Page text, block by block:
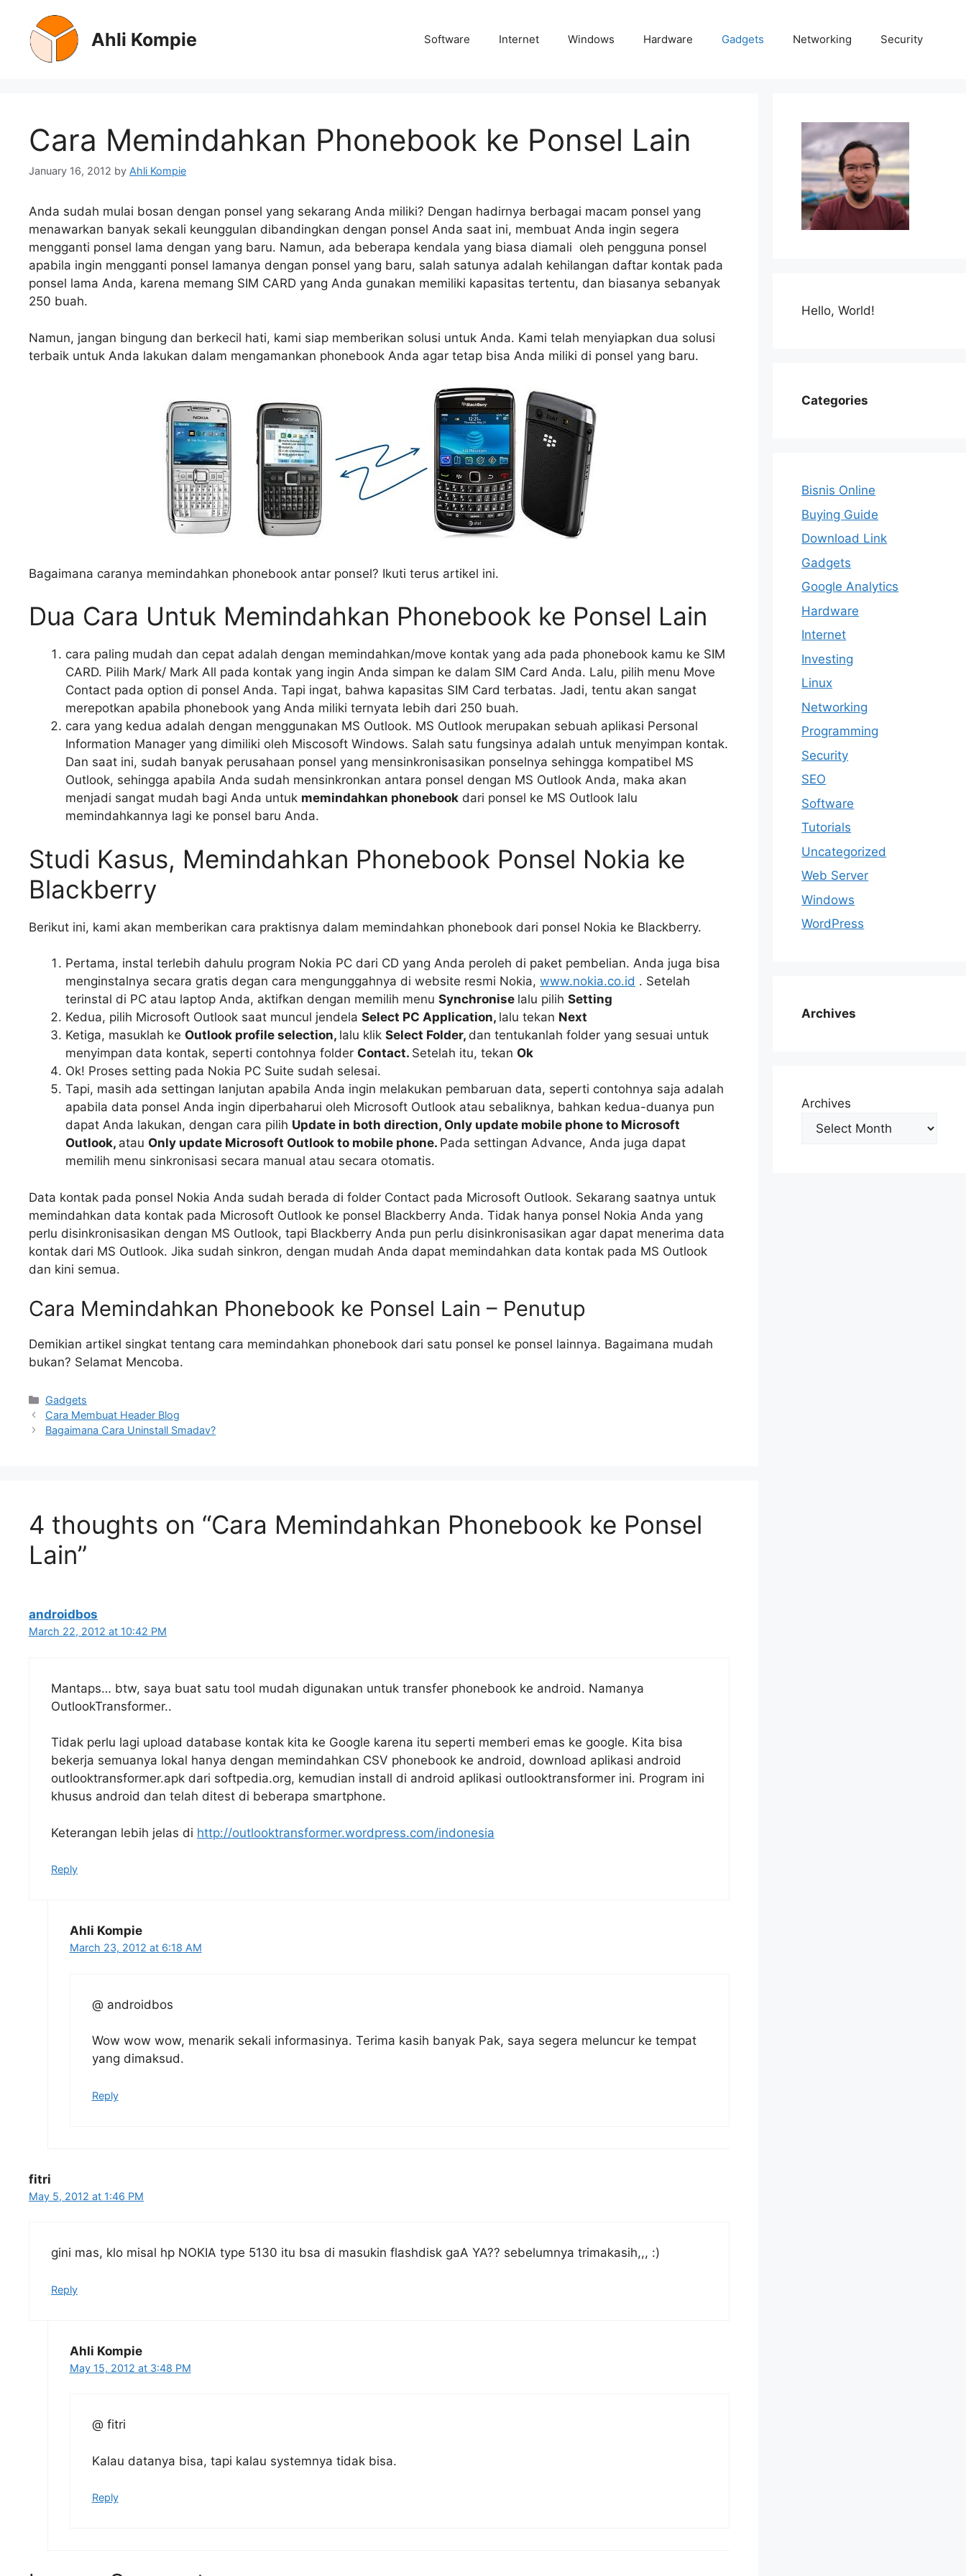
content
Ahli Kompie Software Internet Windows Hardware Gadgets Networking Security
Cara Memindahkan Phonebook ke Ponsel Lain
January 16, 2012 by Ahli Kompie
Anda sudah mulai bosan dengan ponsel yang sekarang Anda miliki? Dengan hadirnya berbagai macam ponsel yang
menawarkan banyak sekali keunggulan dibandingkan dengan ponsel Anda saat ini, membuat Anda ingin segera
mengganti ponsel lama dengan yang baru. Namun, ada beberapa kendala yang biasa diamali oleh pengguna ponsel
apabila ingin mengganti ponsel lamanya dengan ponsel yang baru, salah satunya adalah kehilangan daftar kontak pada
ponsel lama Anda, karena memang SIM CARD yang Anda gunakan memiliki kapasitas tertentu, dan biasanya sebanyak
250 buah.
Namun, jangan bingung dan berkecil hati, kami siap memberikan solusi untuk Anda. Kami telah menyiapkan dua solusi
terbaik untuk Anda lakukan dalam mengamankan phonebook Anda agar tetap bisa Anda miliki di ponsel yang baru.
Bagaimana caranya memindahkan phonebook antar ponsel? Ikuti terus artikel ini.
Dua Cara Untuk Memindahkan Phonebook ke Ponsel Lain
cara paling mudah dan cepat adalah dengan memindahkan/move kontak yang ada pada phonebook kamu ke SIM
CARD. Pilih Mark/ Mark All pada kontak yang ingin Anda simpan ke dalam SIM Card Anda. Lalu, pilih menu Move
Contact pada option di ponsel Anda. Tapi ingat, bahwa kapasitas SIM Card terbatas. Jadi, tentu akan sangat
merepotkan apabila phonebook yang Anda miliki ternyata lebih dari 250 buah.
cara yang kedua adalah dengan menggunakan MS Outlook. MS Outlook merupakan sebuah aplikasi Personal
Information Manager yang dimiliki oleh Miscosoft Windows. Salah satu fungsinya adalah untuk menyimpan kontak.
Dan saat ini, sudah banyak perusahaan ponsel yang mensinkronisasikan ponselnya sehingga kompatibel MS
Outlook, sehingga apabila Anda sudah mensinkronkan antara ponsel dengan MS Outlook Anda, maka akan
menjadi sangat mudah bagi Anda untuk memindahkan phonebook dari ponsel ke MS Outlook lalu
memindahkannya lagi ke ponsel baru Anda.
Studi Kasus, Memindahkan Phonebook Ponsel Nokia ke
Blackberry
Berikut ini, kami akan memberikan cara praktisnya dalam memindahkan phonebook dari ponsel Nokia ke Blackberry.
Pertama, instal terlebih dahulu program Nokia PC dari CD yang Anda peroleh di paket pembelian. Anda juga bisa
menginstalnya secara gratis degan cara mengunggahnya di website resmi Nokia, www.nokia.co.id . Setelah
terinstal di PC atau laptop Anda, aktifkan dengan memilih menu Synchronise lalu pilih Setting
Kedua, pilih Microsoft Outlook saat muncul jendela Select PC Application, lalu tekan Next
Ketiga, masuklah ke Outlook profile selection, lalu klik Select Folder, dan tentukanlah folder yang sesuai untuk
menyimpan data kontak, seperti contohnya folder Contact. Setelah itu, tekan Ok
Ok! Proses setting pada Nokia PC Suite sudah selesai.
Tapi, masih ada settingan lanjutan apabila Anda ingin melakukan pembaruan data, seperti contohnya saja adalah
apabila data ponsel Anda ingin diperbaharui oleh Microsoft Outlook atau sebaliknya, bahkan kedua-duanya pun
dapat Anda lakukan, dengan cara pilih Update in both direction, Only update mobile phone to Microsoft
Outlook, atau Only update Microsoft Outlook to mobile phone. Pada settingan Advance, Anda juga dapat
memilih menu sinkronisasi secara manual atau secara otomatis.
Data kontak pada ponsel Nokia Anda sudah berada di folder Contact pada Microsoft Outlook. Sekarang saatnya untuk
memindahkan data kontak pada Microsoft Outlook ke ponsel Blackberry Anda. Tidak hanya ponsel Nokia Anda yang
perlu disinkronisasikan dengan MS Outlook, tapi Blackberry Anda pun perlu disinkronisasikan agar dapat menerima data
kontak dari MS Outlook. Jika sudah sinkron, dengan mudah Anda dapat memindahkan data kontak pada MS Outlook
dan kini semua.
Cara Memindahkan Phonebook ke Ponsel Lain – Penutup
Demikian artikel singkat tentang cara memindahkan phonebook dari satu ponsel ke ponsel lainnya. Bagaimana mudah
bukan? Selamat Mencoba.
Categories
Gadgets
Cara Membuat Header Blog
Bagaimana Cara Uninstall Smadav?
4 thoughts on “Cara Memindahkan Phonebook ke Ponsel
Lain”
androidbos
March 22, 2012 at 10:42 PM
Mantaps… btw, saya buat satu tool mudah digunakan untuk transfer phonebook ke android. Namanya
OutlookTransformer..
Tidak perlu lagi upload database kontak kita ke Google karena itu seperti memberi emas ke google. Kita bisa
bekerja semuanya lokal hanya dengan memindahkan CSV phonebook ke android, download aplikasi android
outlooktransformer.apk dari softpedia.org, kemudian install di android aplikasi outlooktransformer ini. Program ini
khusus android dan telah ditest di beberapa smartphone.
Keterangan lebih jelas di http://outlooktransformer.wordpress.com/indonesia
Reply
Ahli Kompie
March 23, 2012 at 6:18 AM
@ androidbos
Wow wow wow, menarik sekali informasinya. Terima kasih banyak Pak, saya segera meluncur ke tempat
yang dimaksud.
Reply
fitri
May 5, 2012 at 1:46 PM
gini mas, klo misal hp NOKIA type 5130 itu bsa di masukin flashdisk gaA YA?? sebelumnya trimakasih,,, :)
Reply
Ahli Kompie
May 15, 2012 at 3:48 PM
@ fitri
Kalau datanya bisa, tapi kalau systemnya tidak bisa.
Reply
Hello, World!
Categories
Bisnis Online
Buying Guide
Download Link
Gadgets
Google Analytics
Hardware
Internet
Investing
Linux
Networking
Programming
Security
SEO
Software
Tutorials
Uncategorized
Web Server
Windows
WordPress
Archives
Archives